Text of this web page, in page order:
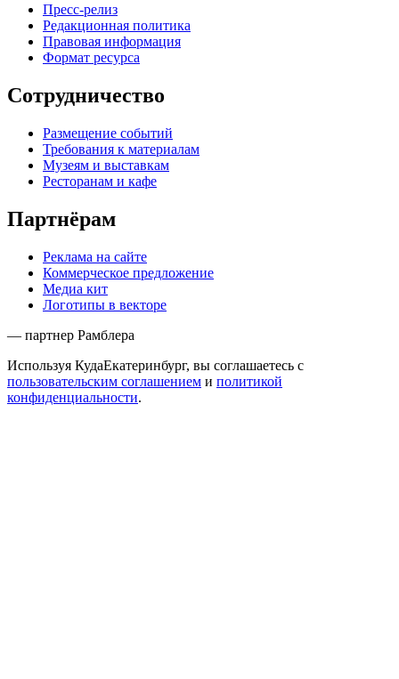
Пресс-релиз
Редакционная политика
Правовая информация
Формат ресурса
Сотрудничество
Размещение событий
Требования к материалам
Музеям и выставкам
Ресторанам и кафе
Партнёрам
Реклама на сайте
Коммерческое предложение
Медиа кит
Логотипы в векторе
— партнер Рамблера
Используя КудаЕкатеринбург, вы соглашаетесь с
пользовательским соглашением и политикой
конфиденциальности.